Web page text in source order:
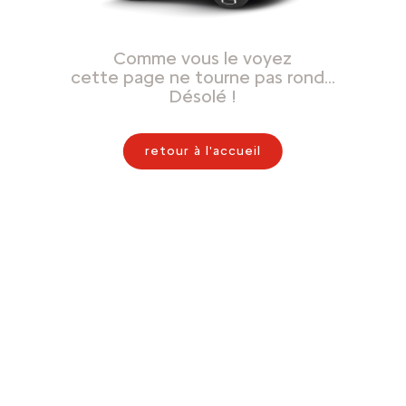
Comme vous le voyez
cette page ne tourne pas rond…
Désolé !
retour à l'accueil